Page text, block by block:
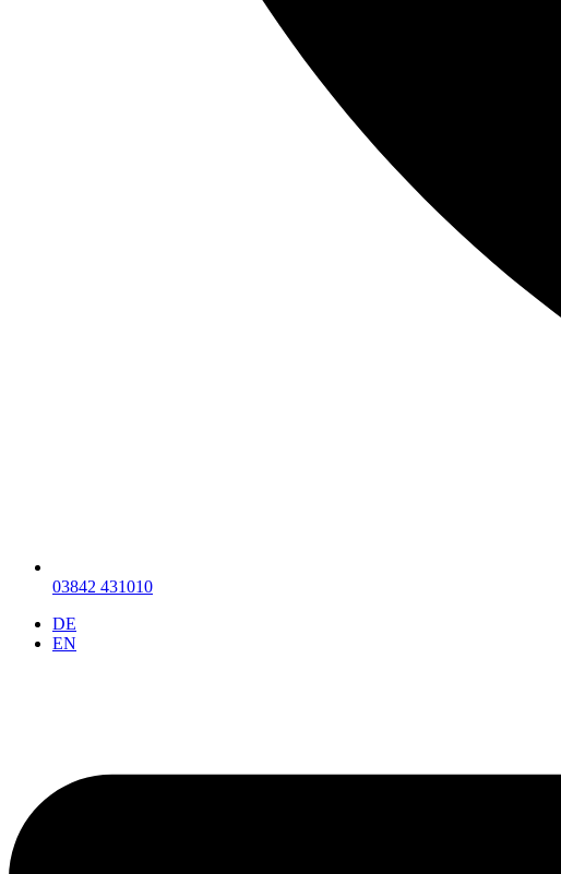
03842 431010
DE
EN